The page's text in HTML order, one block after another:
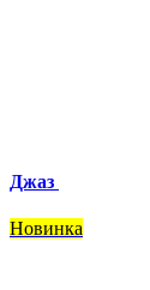
Джаз
Новинка